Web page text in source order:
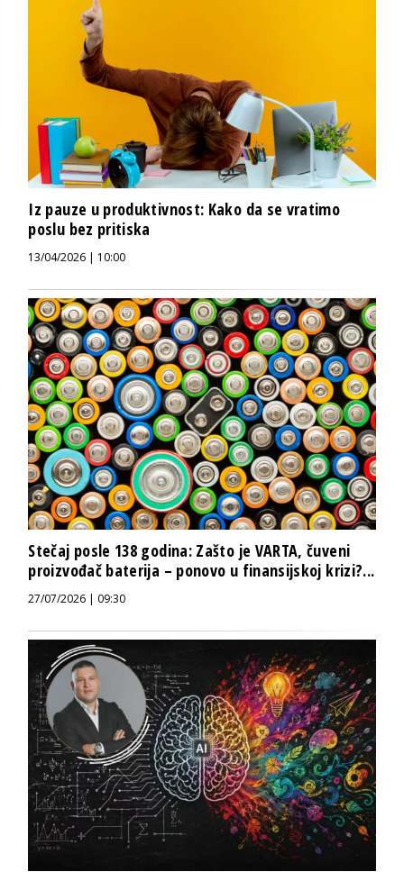
Iz pauze u produktivnost: Kako da se vratimo
poslu bez pritiska
13/04/2026 | 10:00
Stečaj posle 138 godina: Zašto je VARTA, čuveni
proizvođač baterija – ponovo u finansijskoj krizi?...
27/07/2026 | 09:30